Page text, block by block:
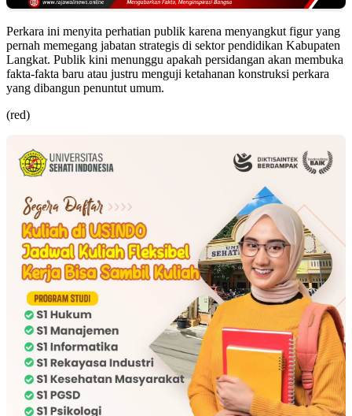
Perkara ini menyita perhatian publik karena menyangkut figur yang
pernah memegang jabatan strategis di sektor pendidikan Kabupaten
Langkat. Publik kini menunggu apakah persidangan akan membuka
fakta-fakta baru atau justru menguji ketahanan konstruksi perkara
yang dibangun penuntut umum.
(red)